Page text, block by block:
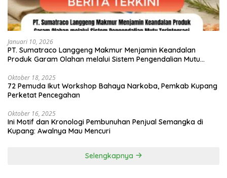
Januari 10, 2026
PT. Sumatraco Langgeng Makmur Menjamin Keandalan
Produk Garam Olahan melalui Sistem Pengendalian Mutu
Oktober 18, 2025
72 Pemuda Ikut Workshop Bahaya Narkoba, Pemkab Kupang
Perketat Pencegahan
Oktober 16, 2025
Ini Motif dan Kronologi Pembunuhan Penjual Semangka di
Kupang: Awalnya Mau Mencuri
Selengkapnya